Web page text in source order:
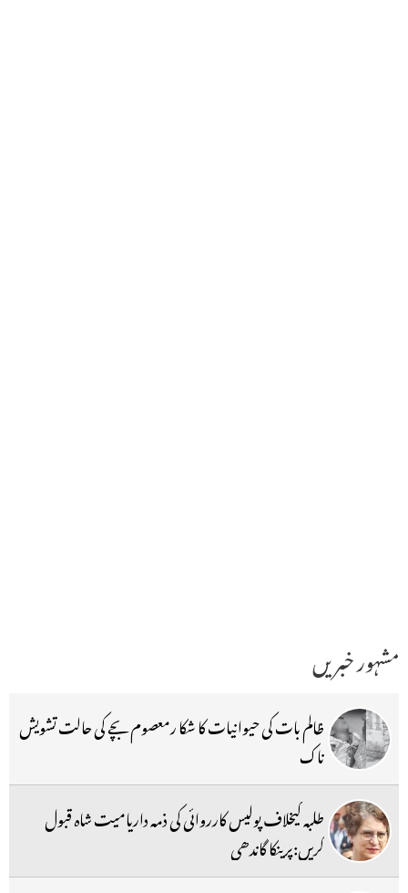
مشہور خبریں
ظالم بات کی حیوانیات کا شکا رمعصوم بچے کی حالت تشویش
ناک
طلبہ کیخلاف پولیس کارروائی کی ذمہ داریامیت شاہ قبول
کریں:پرینکا گاندھی